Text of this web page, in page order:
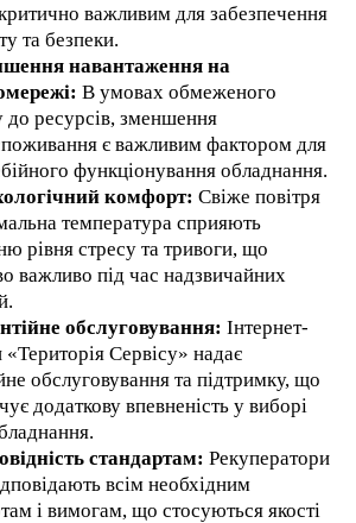
важливим для забезпечення
та безпеки.
навантаження на
В умовах обмеженого
до ресурсів, зменшення
є важливим фактором для
функціонування обладнання.
комфорт: Свіже повітря
температура сприяють
рівня стресу та тривоги, що
важливо під час надзвичайних
обслуговування: Інтернет-
«Територія Сервісу» надає
обслуговування та підтримку, що
додаткову впевненість у виборі
стандартам: Рекуператори
всім необхідним
і вимогам, що стосуються якості